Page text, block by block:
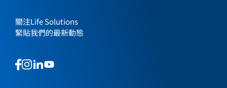
關注Life Solutions
緊貼我們的最新動態
ThisThisThisThis